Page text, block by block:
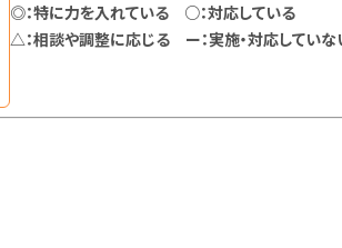
◎：特に力を入れている ○：対応している
△：相談や調整に応じる ー：実施・対応していな